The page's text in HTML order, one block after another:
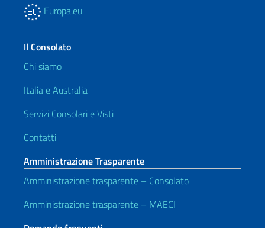
Europa.eu
Il Consolato
Chi siamo
Italia e Australia
Servizi Consolari e Visti
Contatti
Amministrazione Trasparente
Amministrazione trasparente – Consolato
Amministrazione trasparente – MAECI